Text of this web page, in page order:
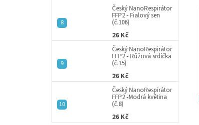
Český NanoRespirátor
FFP2 - Fialový sen
(č.106)
26 Kč
Český NanoRespirátor
FFP2 - Růžová srdíčka
(č.15)
26 Kč
Český NanoRespirátor
FFP2 -Modrá květina
(č.8)
26 Kč